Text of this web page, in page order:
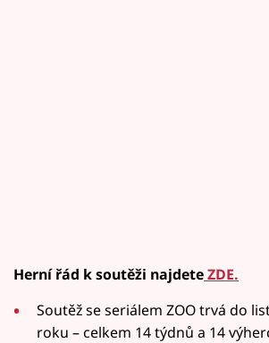
Herní řád k soutěži najdeteZDE.
Soutěž se seriálem ZOO trvá do
roku – celkem 14 týdnů a 14